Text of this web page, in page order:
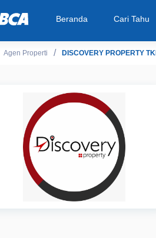
Beranda Cari Tahu
Agen Properti DISCOVERY PROPERTY TKI